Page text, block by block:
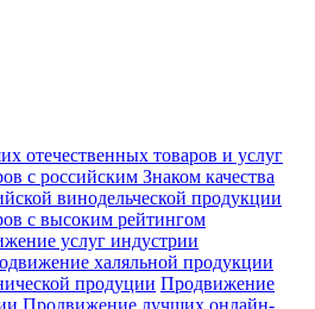
отечественных товаров и услуг
с российским Знаком качества
винодельческой продукции
с высоким рейтингом
услуг индустрии
халяльной продукции
продуции Продвижение
Продвижение лучших онлайн-